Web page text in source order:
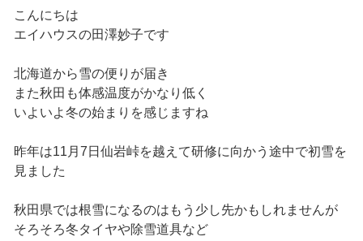
こんにちは
エイハウスの田澤妙子です
北海道から雪の便りが届き
また秋田も体感温度がかなり低く
いよいよ冬の始まりを感じますね
昨年は11月7日仙岩峠を越えて研修に向かう途中で初雪を
見ました
秋田県では根雪になるのはもう少し先かもしれませんが
そろそろ冬タイヤや除雪道具など